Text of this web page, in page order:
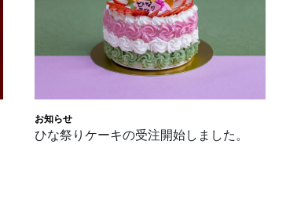
お知らせ
ひな祭りケーキの受注開始しました。